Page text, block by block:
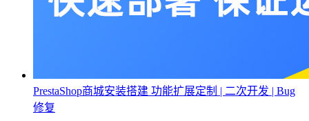
PrestaShop商城安装搭建 功能扩展定制 | 二次开发 | Bug
修复